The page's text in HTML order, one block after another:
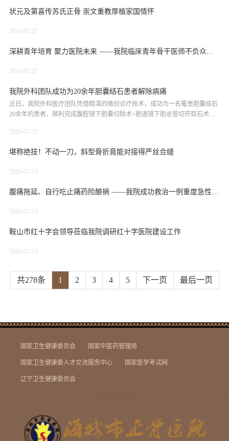
状元及第喜传苏氏正骨 崇文重教厚植家国情怀
2026-07-27
深耕青年培育 聚力医院未来 ——我院临床青年骨干医师不负众望外出进修提质赋能成长成才
2026-07-27
我院外科团队成功为20余年胆囊结石患者解除病痛
近日，我院外科医疗团队凭借精湛的微创诊疗技术，成功为一名罹患胆囊结石
20余年的患者，顺利完成腹腔镜下胆囊切除术+胆道镜下胆总管切开取石术。
2026-07-23
堪称绝技！不动一刀，斜型骨折竟能对接得严丝合缝
2026-07-13
腹痛拖延、自行吃止痛药险酿祸 ——我院成功救治一例重度急性阑尾炎患者
2026-07-13
鞍山市红十字会领导莅临我院调研红十字医院建设工作
2026-07-13
共278条 1 2 3 4 5 下一页 最后一页
国家卫生健康委员会 国家中医药管理局
国家卫生健康委人才交流服务中心 国家医学考试网
辽宁卫生健康委员会